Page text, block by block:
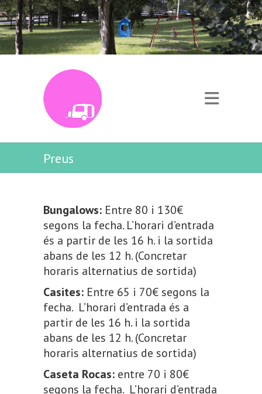
Preus
Bungalows: Entre 80 i 130€
segons la fecha. L’horari d’entrada
és a partir de les 16 h. i la sortida
abans de les 12 h. (Concretar
horaris alternatius de sortida)
Casites: Entre 65 i 70€ segons la
fecha. L’horari d’entrada és a
partir de les 16 h. i la sortida
abans de les 12 h. (Concretar
horaris alternatius de sortida)
Caseta Rocas: entre 70 i 80€
segons la fecha. L’horari d’entrada